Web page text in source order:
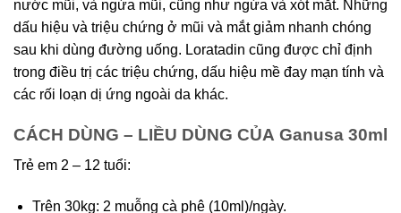
nước mũi, và ngứa mũi, cũng như ngứa và xót mắt. Những
dấu hiệu và triệu chứng ở mũi và mắt giảm nhanh chóng
sau khi dùng đường uống. Loratadin cũng được chỉ định
trong điều trị các triệu chứng, dấu hiệu mề đay mạn tính và
các rối loạn dị ứng ngoài da khác.
CÁCH DÙNG – LIỀU DÙNG CỦA Ganusa 30ml
Trẻ em 2 – 12 tuổi:
Trên 30kg: 2 muỗng cà phê (10ml)/ngày.